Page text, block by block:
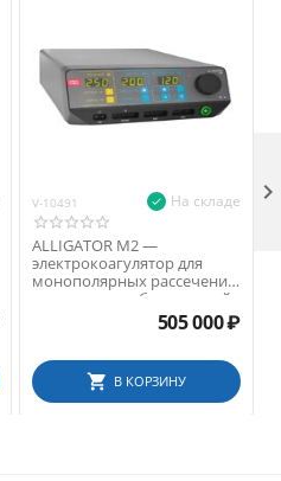
V-10491 На складе
ALLIGATOR M2 —
электрокоагулятор для
монополярных рассечений
и коагуляции, биполярной
коагуляции, биполярного
505 000₽
В КОРЗИНУ
